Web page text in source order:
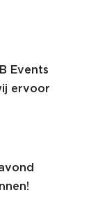
Events
ervoor